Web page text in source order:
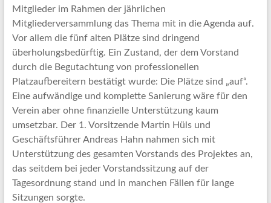
Mitglieder im Rahmen der jährlichen
Mitgliederversammlung das Thema mit in die Agenda auf.
Vor allem die fünf alten Plätze sind dringend
überholungsbedürftig. Ein Zustand, der dem Vorstand
durch die Begutachtung von professionellen
Platzaufbereitern bestätigt wurde: Die Plätze sind „auf“.
Eine aufwändige und komplette Sanierung wäre für den
Verein aber ohne finanzielle Unterstützung kaum
umsetzbar. Der 1. Vorsitzende Martin Hüls und
Geschäftsführer Andreas Hahn nahmen sich mit
Unterstützung des gesamten Vorstands des Projektes an,
das seitdem bei jeder Vorstandssitzung auf der
Tagesordnung stand und in manchen Fällen für lange
Sitzungen sorgte.